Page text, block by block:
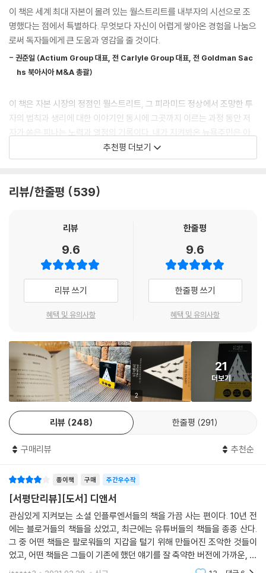
찍한 금융 재앙을 초래했던 투기심리와 그에 상응하는 비이성적 행동 패턴
을 사람들이 너무나 쉽게 잊어버린다는 점이다.
--- p.31
헤지펀드의 대가인 조지 소로스(George Soros)의 재귀성이론(Theor
브와 트레이딩 패턴을 예측하면서 선제적으로 행동하기 때문에 시장에서
가장 중요한 것은 가치평가나 경제전망이 아닌, 시장 플레이어들의 상호작
용에 의한 끊임없는 변화라는 이론이다. 간혹 이를 잘못 이해하고 적용하
는 경우가 있는데, 소로스가 말하고자 한건 주식시장이 예상과 전망의 영
역이라는 뜻이 아니다. 오히려 그 정반대다. 이미 일어난 시장 상황에 대한
는 뜻이다. 주식시장의 모든 플레이어들은 서로 각기 다른 편향과 불완전
한 정보로 매매하고 있기 때문에 이들이 상호작용하면서 주식시장을 상시
능하다. 특정 경제 상황, 금융 변수가 시장을 움직이는 것이 아니라, 그러한
상황과 변수들에 대응하는 시장 참여자들의 행위 자체가 시장 가격을 움직
이는 것이다.
--- p.154
베팅과 겜블링의 차이를 알고 있는가? 일상생활에서는 혼용해 쓰는 표현
이라 그 차이에 대해 고민해본 사람은 별로 없을 거다. 베팅은 확률과 경우
를 던지는 행위다. 그리고 그렇게 선택한 결정이 100% 맞다는 가정하에
움직인다. 겜블링은 다르다. 확률과 경우의 수 따위는 철저히 무시한다. 혹
은 낮은 확률을 인지하고도 도박판의 희열과 중독성 아래서 무모하게 움직
이는 행위다. 그렇다면 주식 트레이딩은 어느 쪽에 더 가까울까? 정확히 따
지면 둘 다일 수도, 그 어느 쪽도 아닐 수도 있다. 투자의 세계는 확률 게임
이 아니기 때문이다. 내가 판단한 포지션에 100% 확신을 가지고 움직이
되, 내가 틀릴 수도 있다는 가정을 하고 그에 따른 헤지 전략을 구상하면서
투자 수익률을 높이는 것이 트레이딩이다.
--- p.162
‘투자를 한다’는 건 흩어진 개별 트레이드 건들이 아닌, 투자 포지션 구축을
위한 하나의 큰 흐름이다. 반복된 기업분석과 트레이딩을 통해 나 스스로
를 계속 자극하고 발전시키는 연속된 시간 속에서 투자 감각을 길러나가는
것이다. 투자의 목표가 개별적인 매매에서 얻는 수익이 돼서는 안 된다. 내
포지션에 대한 장기적인 수익률을 극대화하는 것이 투자의 궁극적인 목표
다.
력이 된 시대에 접어들었지만 여전히 많은 사람들이 주식을 하면서 돈을
잃고, 그 비율은 기관 투자자보다 개인 투자자들이 현격히 많다. 과연 그 이
유가 기울어진 운동장이기 때문일까.
이 책은 개미 투자자의 대척점이라 여겨지는 기관 혹은 자본의 상징인 월
스트리트에서 현직 헤지펀드 트레이더로 활약하는 저자가 개인 투자자들
기 위해서는 ‘의무 교육 과정에 금융, 경제, 투자 교육을 반드시 포함해야
한다’고 주장한다. 우리 사회의 금융과 자본에 대해 인식과 교육이 변화하
는 자본의 흐름을 따라가지 못한다는 데 안타까움을 갖고 금융 지식의 보
편화를 목표로 유튜브 및 저작 활동을 전개하고 있다.
짜 미국식 주식투자』가 한국 투자자들에게 미국주식에 대한 기본지식과
음, 그리고 월스트리트의 최상위층인 헤지펀드 업계에 발을 딛지 않았다면
직접 보지 못했을 월가 전설들의 지혜를 담았다.
“나는 월스트리트의 전설이라 불리는 성공한 투자자들의 투자 철학, 매매
스타일, 투자 원칙과 전략을 바로 눈앞에서 보고 배운 상당히 운이 좋은 사
람이다. 그리고 전설적인 위치까지 올랐다가 월가 역사에 길이 남을만한
규모의 투자 실패로 업계를 떠나야 했던 스타 펀드매니저들의 뒷모습들 또
교훈을 남긴 투자의 대가들이다. 잔혹할 만큼 치열한 월스트리트라는 세계
에서 살아남으려고 발버둥을 치면서 쌓은 경험, 배움, 깨달음을 여러분과
나누고 싶다. 투자에 대한 기본자세와 철학, 원칙 등을 몇몇 업계 전문가들
만이 소유하기에는 금융시장에 잠재된 수익 기회가 너무나 많기 때문이
다.” _서문 중에서
기관이든, 개인이든, 투자는 결국 사람이 하는 행위기에 가져야 하는 원칙
은 같다. 물론, 많은 이들이 책과 유튜브를 통해 투자 원칙의 중요성을 설파
경제지표에 대한 공부에 앞서 원칙이 왜 중요한지, 어떤 원칙을 갖는 게 핵
심인지 실제 월가에서 보고 겪고, 직접 투자한 사례들을 통해 설명하며 설
득력과 이해도를 높인다. 세계 최고 레벨의 무대에서 틈틈이 기록하고 발
전시켜온 투자 일기의 설득력과 생생함이 남다르다. 따라서 이 책은 읽는
다는 것은 세계 최고의 성공한 투자 전문가들의 원칙을 공유하는 셈이다.
저자는 수익률을 좌우하는 판단편향에 대한 설명과 함께 업계를 리드하며
이 책은 세계 최대 자본이 몰려 있는 월스트리트를 내부자의 시선으로 조
명했다는 점에서 특별하다. 무엇보다 자신이 어렵게 쌓아온 경험을 나눔으
로써 독자들에게 큰 도움과 영감을 줄 것이다.
- 권준일 (Actium Group 대표, 전 Carlyle Group 대표, 전 Goldman Sac
hs 북아시아 M&A 총괄)
이 책은 자본 시장의 정점인 월스트리트, 그 피라미드 정상에서 조망한 투
자의 법칙과 생리에 대한 이야기인 동시에 그곳까지 이르는 과정 동안 저
자가 쏟은 피나는 노력과 열정의 기록이다. 내가 지켜봐온 뉴욕주민은 아
시안 그리고 여성이라는 핸디캡까지 안고서 월스트리트의 마지막 스테이
지까지 올라온 입지전적인 인물이다. 이 책을 읽고 있으면 영화를 보는 것
해 월가에서 훌륭하게 성장해온 저자를 전 직장 동료이자 응원자로 흐뭇하
- 함석진 (Carlyle Group 전무, 전 McKinsey & Company 컨설턴트)
어느 날 월스트리트의 내 사무실로 찾아온 어린 뉴욕주민을 기억한다. 공
부만 잘했지 이 콘크리트 정글에서 살아남기에는 너무 유약한 전형적인 한
국 유학생일거라는 첫인상이었다. 나는 그가 자신을 거리낌 없이 드러내며
원하는 것을 공격적으로 쟁취하는 ‘월스트리트 퍼소나’를 가질 수 있을지
는 모습을 지켜보면서 뉴욕주민이 잔혹한 월가 투자의 세계에서 성공할 수
있는 충분조건들을 갖췄음을 확인했다. 이 책은 월스트리트, 나아가 미국
시장에서 성공을 꿈꾸는 한국인이라면 반드시 읽어야 할 책이다.
- John Song (Angel Capital 대표, 전 Tiger Management 헤지펀드 매
니저)
추천평 더보기
리뷰/한줄평 539
리뷰
9.6
리뷰 쓰기
혜택 및 유의사항
한줄평
9.6
한줄평 쓰기
혜택 및 유의사항
2
21
더보기
리뷰 248 한줄평 291
구매리뷰 추천순
종이책 구매 주간우수작
[서평단리뷰][도서] 디앤서
관심있게 지켜보는 소셜 인플루엔서들의 책을 가끔 사는 편이다. 10년 전
에는 블로거들의 책들을 샀었고, 최근에는 유튜버들의 책들을 종종 산다.
그 중 어떤 책들은 팔로워들의 지갑을 털기 위해 만들어진 조악한 것들이
었고, 어떤 책들은 그들이 기존에 했던 얘기를 잘 축약한 버전에 가까운, 새
로운 이야기를 듣고 싶은 기존 팔로워들에게는 조금 실망스러운 책들이었